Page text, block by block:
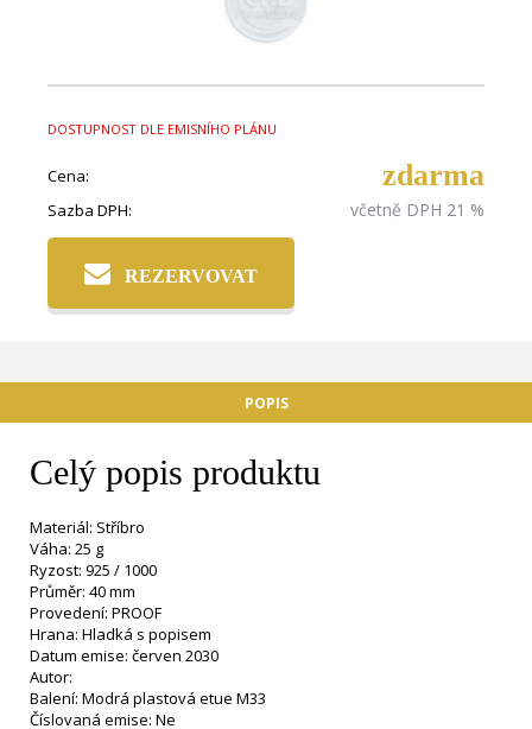
DOSTUPNOST DLE EMISNÍHO PLÁNU
Cena: zdarma
Sazba DPH: včetně DPH 21 %
REZERVOVAT
POPIS
Celý popis produktu
Materiál: Stříbro
Váha: 25 g
Ryzost: 925 / 1000
Průměr: 40 mm
Provedení: PROOF
Hrana: Hladká s popisem
Datum emise: červen 2030
Autor:
Balení: Modrá plastová etue M33
Číslovaná emise: Ne